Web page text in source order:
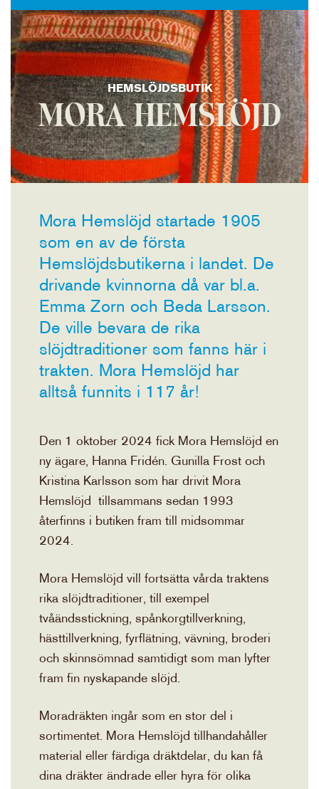
HEMSLÖJDSBUTIK
MORA HEMSLÖJD
Mora Hemslöjd startade 1905
som en av de första
Hemslöjdsbutikerna i landet. De
drivande kvinnorna då var bl.a.
Emma Zorn och Beda Larsson.
De ville bevara de rika
slöjdtraditioner som fanns här i
trakten. Mora Hemslöjd har
alltså funnits i 117 år!
Den 1 oktober 2024 fick Mora Hemslöjd en
ny ägare, Hanna Fridén. Gunilla Frost och
Kristina Karlsson som har drivit Mora
Hemslöjd tillsammans sedan 1993
återfinns i butiken fram till midsommar
2024.
Mora Hemslöjd vill fortsätta vårda traktens
rika slöjdtraditioner, till exempel
tvåändsstickning, spånkorgtillverkning,
hästtillverkning, fyrflätning, vävning, broderi
och skinnsömnad samtidigt som man lyfter
fram fin nyskapande slöjd.
Moradräkten ingår som en stor del i
sortimentet. Mora Hemslöjd tillhandahåller
material eller färdiga dräktdelar, du kan få
dina dräkter ändrade eller hyra för olika